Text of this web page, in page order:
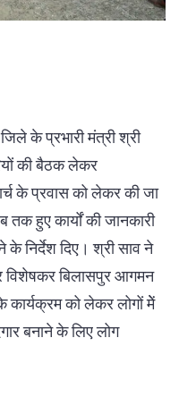
के प्रभारी मंत्री श्री
की बैठक लेकर
के प्रवास को लेकर की जा
तक हुए कार्यों की जानकारी
के निर्देश दिए। श्री साव ने
विशेषकर बिलासपुर आगमन
कार्यक्रम को लेकर लोगों मेें
बनाने के लिए लोग